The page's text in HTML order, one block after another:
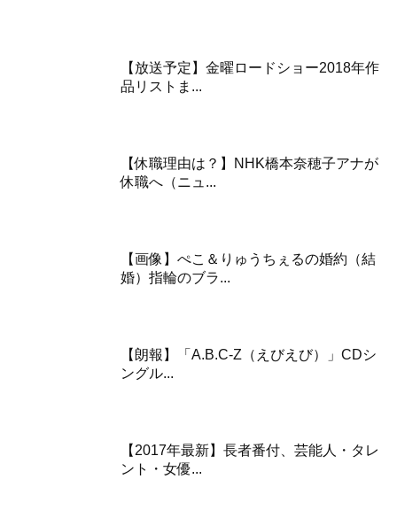
【放送予定】金曜ロードショー2018年作
品リストま...
【休職理由は？】NHK橋本奈穂子アナが
休職へ（ニュ...
【画像】ぺこ＆りゅうちぇるの婚約（結
婚）指輪のブラ...
【朗報】「A.B.C-Z（えびえび）」CDシ
ングル...
【2017年最新】長者番付、芸能人・タレ
ント・女優...